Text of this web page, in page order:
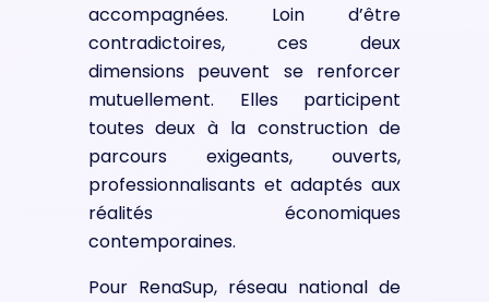
accompagnées. Loin d’être
contradictoires, ces deux
dimensions peuvent se renforcer
mutuellement. Elles participent
toutes deux à la construction de
parcours exigeants, ouverts,
professionnalisants et adaptés aux
réalités économiques
contemporaines.
Pour RenaSup, réseau national de